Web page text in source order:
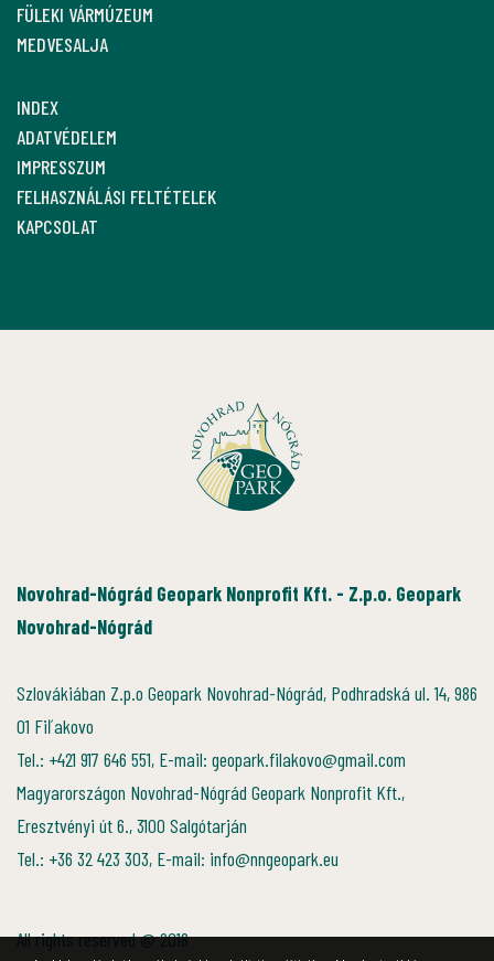
FÜLEKI VÁRMÚZEUM
MEDVESALJA
INDEX
ADATVÉDELEM
IMPRESSZUM
FELHASZNÁLÁSI FELTÉTELEK
KAPCSOLAT
Novohrad-Nógrád Geopark Nonprofit Kft. - Z.p.o. Geopark
Novohrad-Nógrád
Szlovákiában Z.p.o Geopark Novohrad-Nógrád, Podhradská ul. 14, 986
01 Fiľakovo
Tel.: +421 917 646 551, E-mail: geopark.filakovo@gmail.com
Magyarországon Novohrad-Nógrád Geopark Nonprofit Kft.,
Eresztvényi út 6., 3100 Salgótarján
Tel.: +36 32 423 303, E-mail: info@nngeopark.eu
All rights reserved @ 2018